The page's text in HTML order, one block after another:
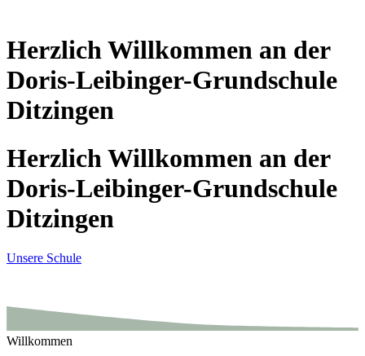
Herzlich Willkommen an der
Doris-Leibinger-Grundschule
Ditzingen
Herzlich Willkommen an der
Doris-Leibinger-Grundschule
Ditzingen
Unsere Schule
Willkommen